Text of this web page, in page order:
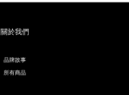
關於我們
品牌故事
所有商品